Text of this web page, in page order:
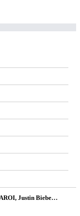
The Kid LAROI, Justin Bieber - 「STAY」The Kid LAROI, Justin Bieber doremi easy piano 初級ver. (Piano,連弾,楽譜,ブルグミュラー,耳コピ,演奏会,親子連弾,鍵盤,簡単ピアノ,バイエル,ドレミ付,白鍵ピアノ,耳コピ楽譜,一本指ピアノ) by ラボのピアノ